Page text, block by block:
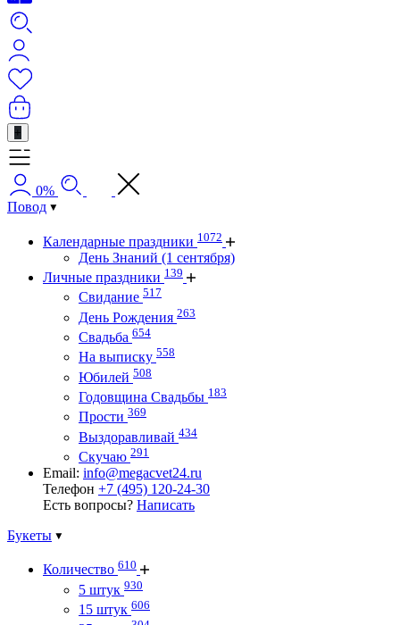
+
0%
Повод
Календарные праздники 1072
День Знаний (1 сентября)
Личные праздники 139
Свидание 517
День Рождения 263
Свадьба 654
На выписку 558
Юбилей 508
Годовщина Свадьбы 183
Прости 369
Выздоравливай 434
Скучаю 291
Email: info@megacvet24.ru
Телефон +7 (495) 120-24-30
Есть вопросы? Написать
Букеты
Количество 610
5 штук 930
15 штук 606